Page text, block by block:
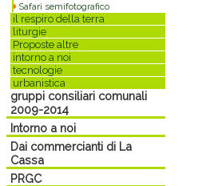
Safari semifotografico
il respiro della terra
liturgie
Proposte altre
intorno a noi
tecnologie
urbanistica
gruppi consiliari comunali
2009-2014
Intorno a noi
Dai commercianti di La
Cassa
PRGC